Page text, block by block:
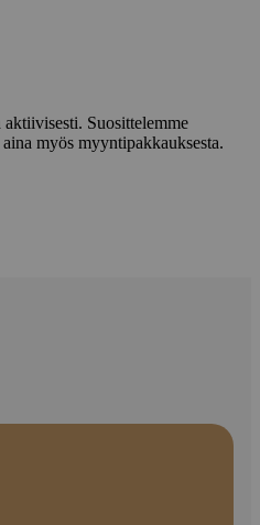
Suosittelemme
myös myyntipakkauksesta.